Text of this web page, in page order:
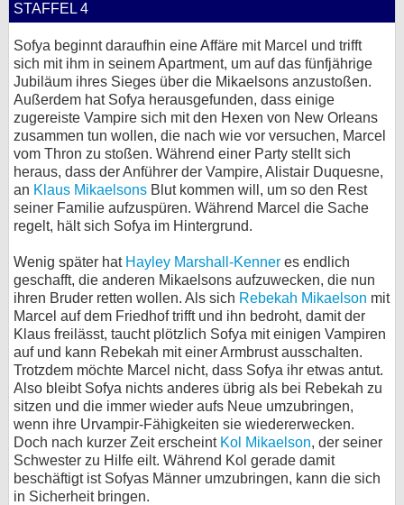
STAFFEL 4
Sofya beginnt daraufhin eine Affäre mit Marcel und trifft
sich mit ihm in seinem Apartment, um auf das fünfjährige
Jubiläum ihres Sieges über die Mikaelsons anzustoßen.
Außerdem hat Sofya herausgefunden, dass einige
zugereiste Vampire sich mit den Hexen von New Orleans
zusammen tun wollen, die nach wie vor versuchen, Marcel
vom Thron zu stoßen. Während einer Party stellt sich
heraus, dass der Anführer der Vampire, Alistair Duquesne,
an Klaus Mikaelsons Blut kommen will, um so den Rest
seiner Familie aufzuspüren. Während Marcel die Sache
regelt, hält sich Sofya im Hintergrund.
Wenig später hat Hayley Marshall-Kenner es endlich
geschafft, die anderen Mikaelsons aufzuwecken, die nun
ihren Bruder retten wollen. Als sich Rebekah Mikaelson mit
Marcel auf dem Friedhof trifft und ihn bedroht, damit der
Klaus freilässt, taucht plötzlich Sofya mit einigen Vampiren
auf und kann Rebekah mit einer Armbrust ausschalten.
Trotzdem möchte Marcel nicht, dass Sofya ihr etwas antut.
Also bleibt Sofya nichts anderes übrig als bei Rebekah zu
sitzen und die immer wieder aufs Neue umzubringen,
wenn ihre Urvampir-Fähigkeiten sie wiedererwecken.
Doch nach kurzer Zeit erscheint Kol Mikaelson, der seiner
Schwester zu Hilfe eilt. Während Kol gerade damit
beschäftigt ist Sofyas Männer umzubringen, kann die sich
in Sicherheit bringen.